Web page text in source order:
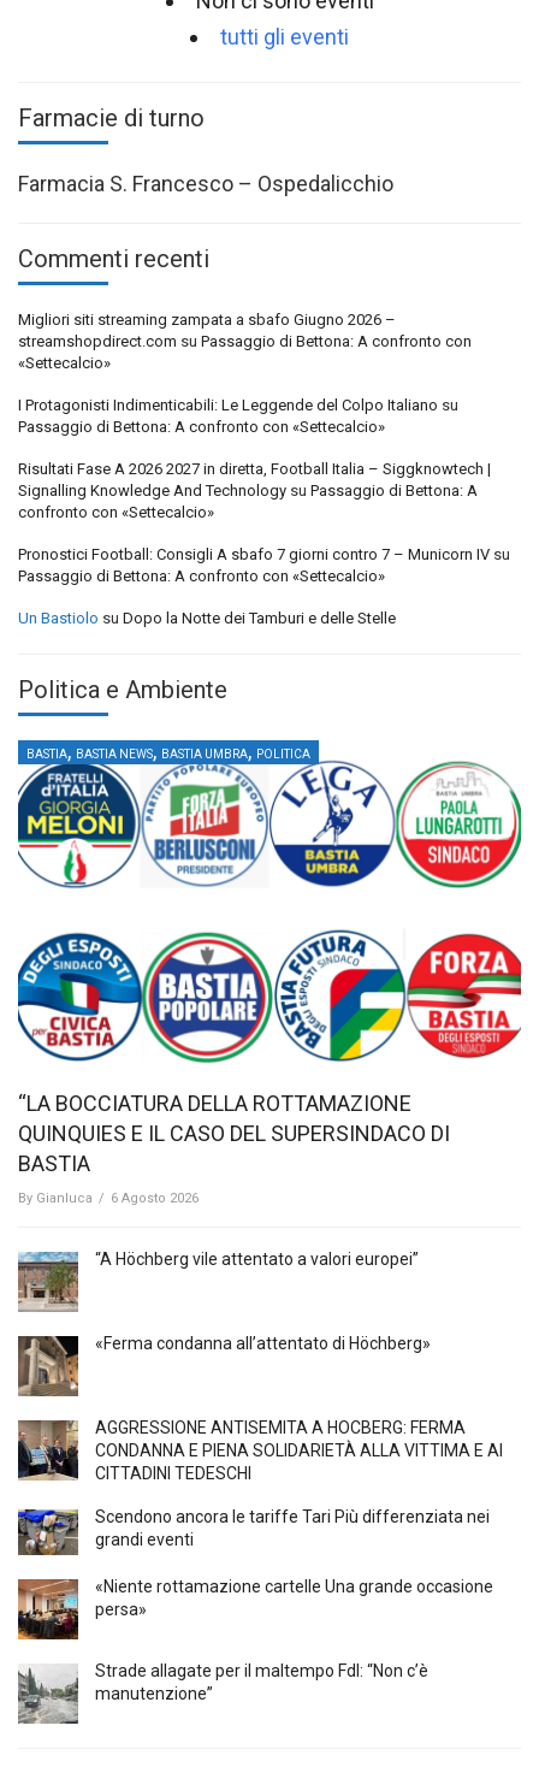
tutti gli eventi
Farmacie di turno
Farmacia S. Francesco – Ospedalicchio
Commenti recenti
Migliori siti streaming zampata a sbafo Giugno 2026 –
streamshopdirect.com su Passaggio di Bettona: A confronto con
«Settecalcio»
I Protagonisti Indimenticabili: Le Leggende del Colpo Italiano su
Passaggio di Bettona: A confronto con «Settecalcio»
Risultati Fase A 2026 2027 in diretta, Football Italia – Siggknowtech |
Signalling Knowledge And Technology su Passaggio di Bettona: A
confronto con «Settecalcio»
Pronostici Football: Consigli A sbafo 7 giorni contro 7 – Municorn IV su
Passaggio di Bettona: A confronto con «Settecalcio»
Un Bastiolo su Dopo la Notte dei Tamburi e delle Stelle
Politica e Ambiente
BASTIA, BASTIA NEWS, BASTIA UMBRA, POLITICA
“LA BOCCIATURA DELLA ROTTAMAZIONE
QUINQUIES E IL CASO DEL SUPERSINDACO DI
BASTIA
By Gianluca / 6 Agosto 2026
“A Höchberg vile attentato a valori europei”
«Ferma condanna all’attentato di Höchberg»
AGGRESSIONE ANTISEMITA A HÖCBERG: FERMA
CONDANNA E PIENA SOLIDARIETÀ ALLA VITTIMA E AI
CITTADINI TEDESCHI
Scendono ancora le tariffe Tari Più differenziata nei
grandi eventi
«Niente rottamazione cartelle Una grande occasione
persa»
Strade allagate per il maltempo FdI: “Non c’è
manutenzione”